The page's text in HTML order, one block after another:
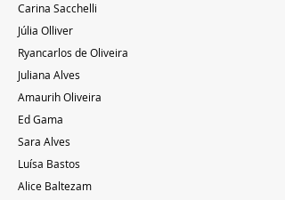
Carina Sacchelli
Júlia Olliver
Ryancarlos de Oliveira
Juliana Alves
Amaurih Oliveira
Ed Gama
Sara Alves
Luísa Bastos
Alice Baltezam